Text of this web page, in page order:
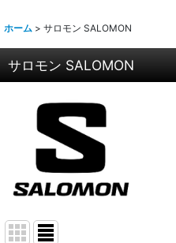
ホーム > サロモン SALOMON
サロモン SALOMON